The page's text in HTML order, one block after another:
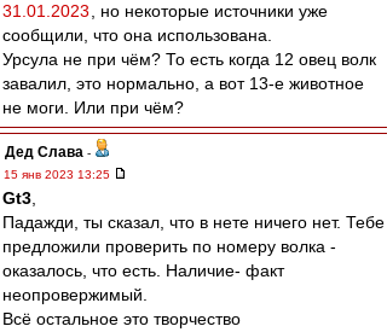
31.01.2023
, но некоторые источники уже
сообщили, что она использована.
Урсула не при чём? То есть когда 12 овец волк
завалил, это нормально, а вот 13-е животное
не моги. Или при чём?
Дед Слава -
15 янв 2023 13:25
Gt3
Падажди, ты сказал, что в нете ничего нет. Тебе
предложили проверить по номеру волка -
оказалось, что есть. Наличие- факт
неопровержимый.
Всё остальное это творчество